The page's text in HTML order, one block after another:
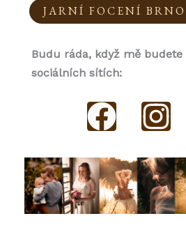
JARNÍ FOCENÍ
Budu ráda, když mě budete
sociálních sítích:
F
c
e
I
s
t